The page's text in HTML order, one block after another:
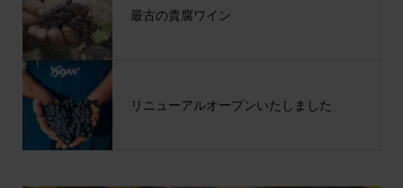
最古の貴腐ワイン
リニューアルオープンいたしました